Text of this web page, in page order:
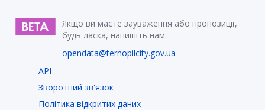
Якщо ви маєте зауваження або пропозиції,
будь ласка, напишіть нам:
opendata@ternopilcity.gov.ua
API
Зворотний зв'язок
Політика відкритих даних